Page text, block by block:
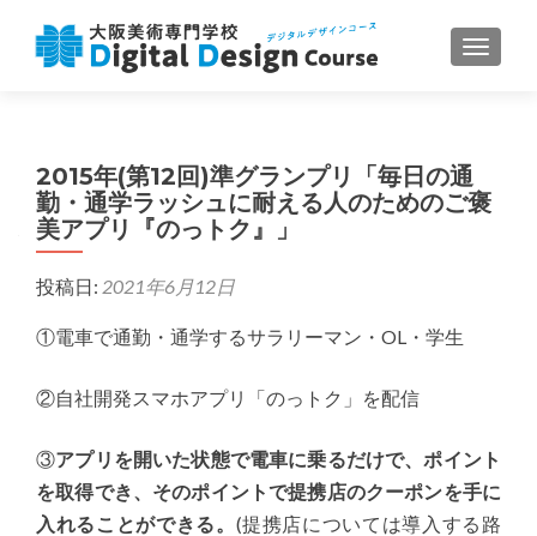
ナビゲ
2015年(第12回)準グランプリ「毎日の通
勤・通学ラッシュに耐える人のためのご褒
美アプリ『のっトク』」
投稿日: 2021年6月12日
①電車で通勤・通学するサラリーマン・OL・学生
②自社開発スマホアプリ「のっトク」を配信
③アプリを開いた状態で電車に乗るだけで、ポイント
を取得でき、そのポイントで提携店のクーポンを手に
入れることができる。 (提携店については導入する路